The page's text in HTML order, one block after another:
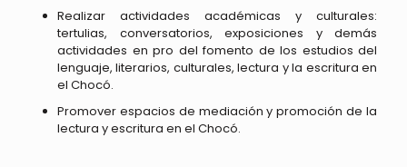
Realizar actividades académicas y culturales:
tertulias, conversatorios, exposiciones y demás
actividades en pro del fomento de los estudios del
lenguaje, literarios, culturales, lectura y la escritura en
el Chocó.
Promover espacios de mediación y promoción de la
lectura y escritura en el Chocó.